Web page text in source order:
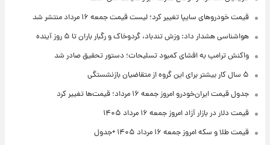
قیمت خودروهای سایپا تغییر کرد؛ لیست قیمت جمعه ۱۶ مرداد منتشر شد
هواشناسی هشدار داد: وزش تندباد، گردوخاک و رگبار باران تا ۵ روز آینده
واکنش ترامپ به افشای کمبود تسلیحات؛ دستور تحقیق صادر شد
۵ سال کار بیشتر برای این گروه از متقاضیان بازنشستگی
جدول قیمت ایران‌خودرو امروز جمعه ۱۶ مرداد؛ قیمت‌ها تغییر کرد
قیمت دلار در بازار آزاد امروز جمعه ۱۶ مرداد ۱۴۰۵
قیمت طلا و سکه امروز جمعه ۱۶ مرداد ۱۴۰۵ +جدول